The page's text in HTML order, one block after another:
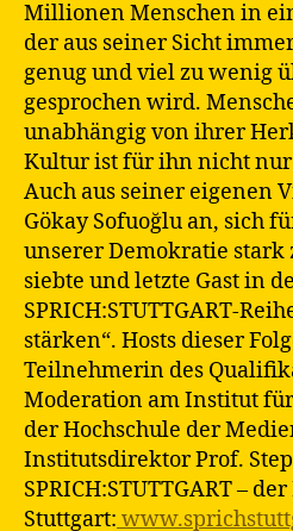
Millionen Menschen in
der aus seiner Sicht
genug und viel zu wenig
gesprochen wird.
unabhängig von ihrer
Kultur ist für ihn nicht
Auch aus seiner eigenen
Gökay Sofuoğlu an, sich
unserer Demokratie stark
siebte und letzte Gast in
SPRICH:STUTTGART-
stärken“. Hosts dieser
Teilnehmerin des
Moderation am Institut
der Hochschule der
Institutsdirektor Prof.
SPRICH:STUTTGART –
Stuttgart: